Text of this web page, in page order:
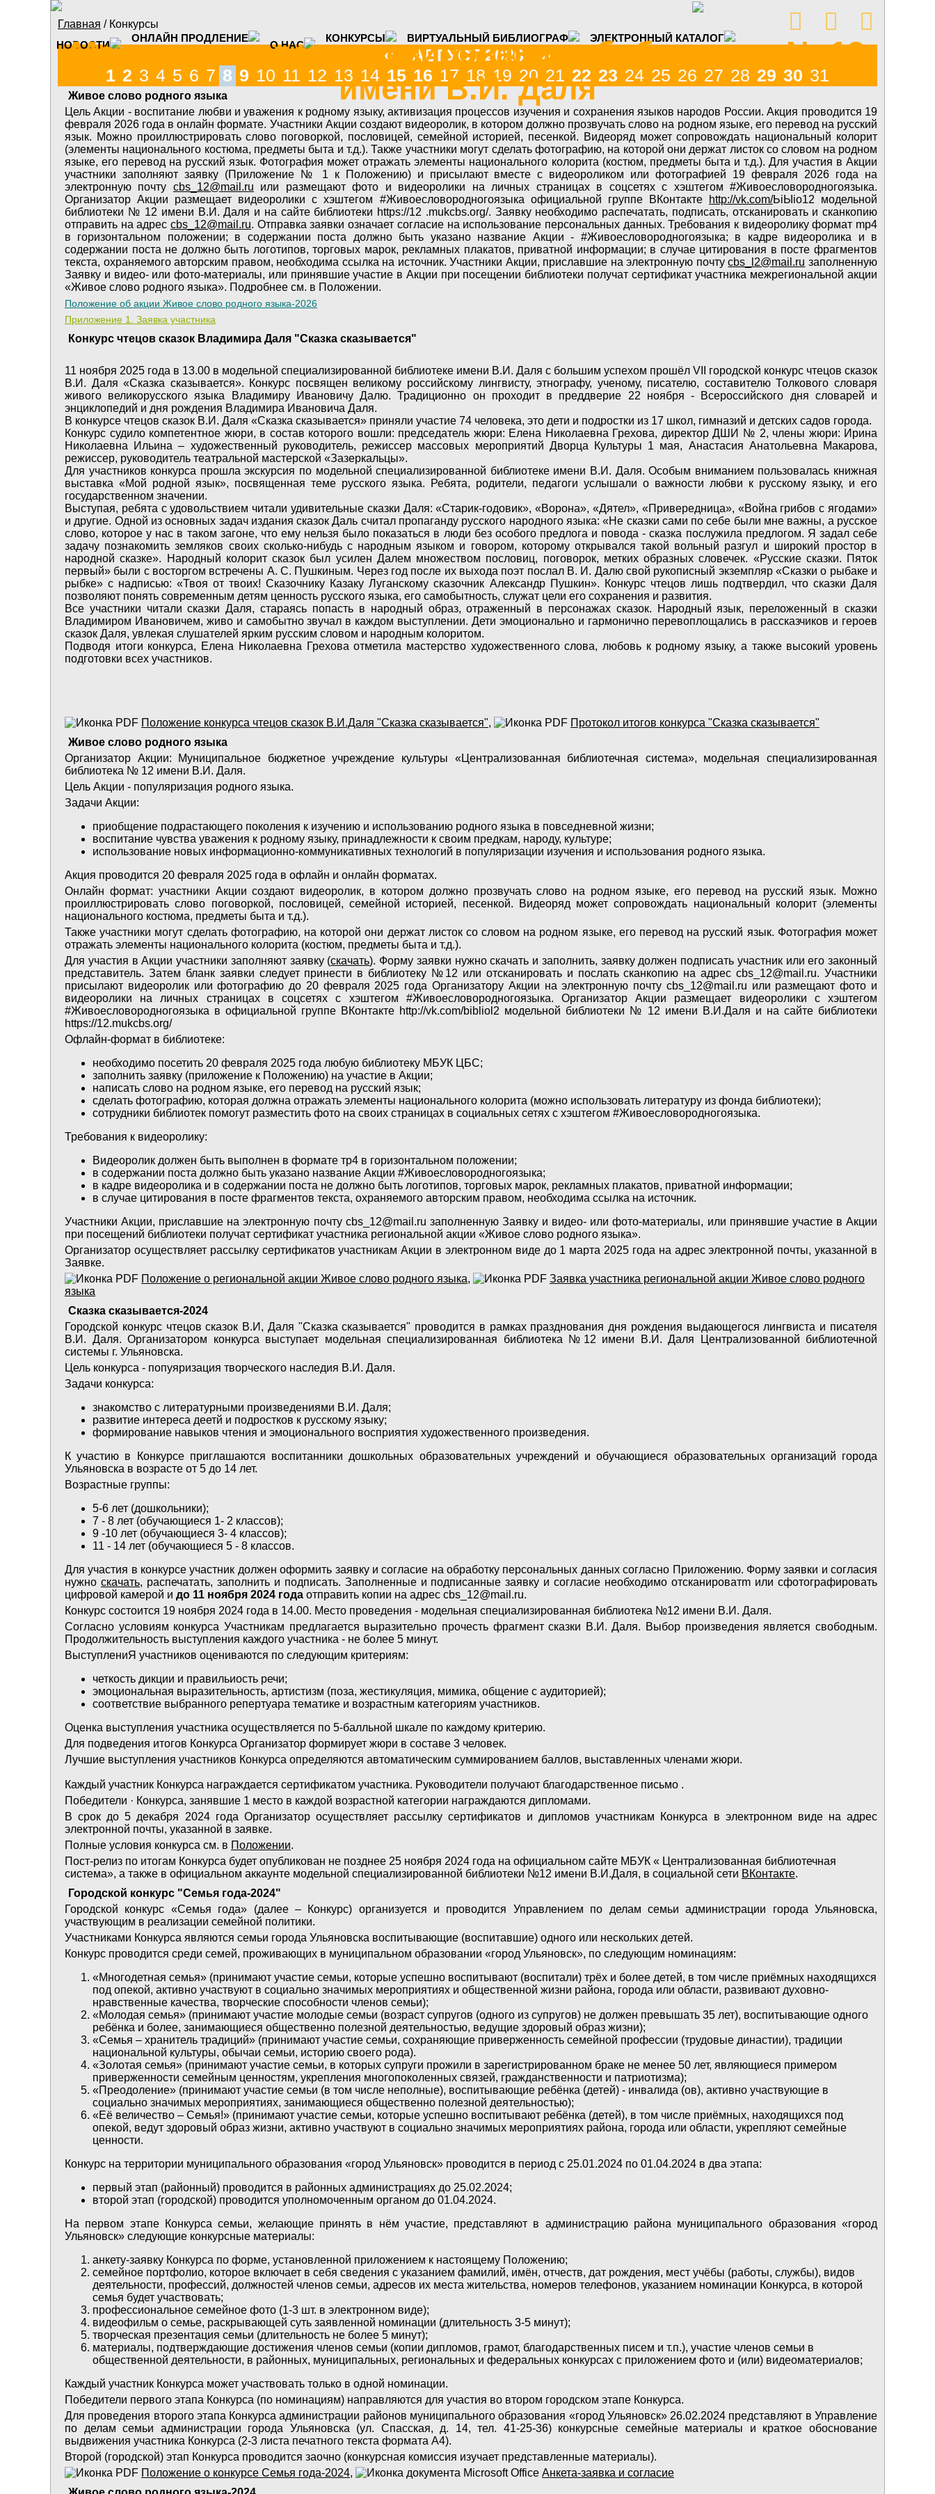
Перейти к основному содержанию
Модельная специализированная библиотека № 12
имени В.И. Даля
  
НОВОСТИ
ОНЛАЙН ПРОДЛЕНИЕ
О НАС
КОНКУРСЫ ВИРТУАЛЬНЫЙ БИБЛИОГРАФ ЭЛЕКТРОННЫЙ КАТАЛОГ
Вы здесь
Главная / Конкурсы
АВГУСТ 2026
«
»
1 2 3 4 5 6 7 8 9 10 11 12 13 14 15 16 17 18 19 20 21 22 23 24 25 26 27 28 29 30 31
Живое слово родного языка
Цель Акции - воспитание любви и уважения к родному языку, активизация процессов изучения и сохранения языков народов России. Акция проводится 19
февраля 2026 года в онлайн формате. Участники Акции создают видеоролик, в котором должно прозвучать слово на родном языке, его перевод на русский
язык. Можно проиллюстрировать слово поговоркой, пословицей, семейной историей, песенкой. Видеоряд может сопровождать национальный колорит
(элементы национального костюма, предметы быта и т.д.). Также участники могут сделать фотографию, на которой они держат листок со словом на родном
языке, его перевод на русский язык. Фотография может отражать элементы национального колорита (костюм, предметы быта и т.д.). Для участия в Акции
участники заполняют заявку (Приложение № 1 к Положению) и присылают вместе с видеороликом или фотографией 19 февраля 2026 года на
электронную почту cbs_12@mail.ru или размещают фото и видеоролики на личных страницах в соцсетях с хэштегом #Живоесловородногоязыка.
Организатор Акции размещает видеоролики с хэштегом #Живоесловородногоязыка официальной группе ВКонтакте
http://vk.com/ЬiЫio12 модельной
библиотеки № 12 имени В.И. Даля и на сайте библиотеки https://12 .mukcbs.org/. Заявку необходимо распечатать, подписать, отсканировать и сканкопию
отправить на адресcbs_12@mail.ru. Отправка заявки означает согласие на использование персональных данных. Требования к видеоролику формат mp4
в горизонтальном положении; в содержании поста должно быть указано название Акции - #Живоесловородногоязыка; в кадре видеоролика и в
содержании поста не должно быть логотипов, торговых марок, рекламных плакатов, приватной информации; в случае цитирования в посте фрагментов
текста, охраняемого авторским правом, необходима ссылка на источник. ​Участники Акции, приславшие на электронную почтуcbs_l2@mail.ru заполненную
Заявку и видео- или фото-материалы, или принявшие участие в Акции при посещении библиотеки получат сертификат участника межрегиональной акции
«Живое слово родного языка». Подробнее см. в Положении.
Положение об акции Живое слово родного языка-2026
Приложение 1. Заявка участника
Конкурс чтецов сказок Владимира Даля "Сказка сказывается"
11 ноября 2025 года в 13.00 в модельной специализированной библиотеке имени В.И. Даля с большим успехом прошёл VII городской конкурс чтецов сказок
В.И. Даля «Сказка сказывается». Конкурс посвящен великому российскому лингвисту, этнографу, ученому, писателю, составителю Толкового словаря
живого великорусского языка Владимиру Ивановичу Далю. Традиционно он проходит в преддверие 22 ноября - Всероссийского дня словарей и
энциклопедий и дня рождения Владимира Ивановича Даля.
В конкурсе чтецов сказок В.И. Даля «Сказка сказывается» приняли участие 74 человека, это дети и подростки из 17 школ, гимназий и детских садов города.
Конкурс судило компетентное жюри, в состав которого вошли: председатель жюри: Елена Николаевна Грехова, директор ДШИ № 2, члены жюри: Ирина
Николаевна Ильина – художественный руководитель, режиссер массовых мероприятий Дворца Культуры 1 мая, Анастасия Анатольевна Макарова,
режиссер, руководитель театральной мастерской «Зазеркальцы».
Для участников конкурса прошла экскурсия по модельной специализированной библиотеке имени В.И. Даля. Особым вниманием пользовалась книжная
выставка «Мой родной язык», посвященная теме русского языка. Ребята, родители, педагоги услышали о важности любви к русскому языку, и его
государственном значении.
Выступая, ребята с удовольствием читали удивительные сказки Даля: «Старик-годовик», «Ворона», «Дятел», «Привередница», «Война грибов с ягодами»
и другие. Одной из основных задач издания сказок Даль считал пропаганду русского народного языка: «Не сказки сами по себе были мне важны, а русское
слово, которое у нас в таком загоне, что ему нельзя было показаться в люди без особого предлога и повода - сказка послужила предлогом. Я задал себе
задачу познакомить земляков своих сколько-нибудь с народным языком и говором, которому открывался такой вольный разгул и широкий простор в
народной сказке». Народный колорит сказок был усилен Далем множеством пословиц, поговорок, метких образных словечек. «Русские сказки. Пяток
первый» были с восторгом встречены А. С. Пушкиным. Через год после их выхода поэт послал В. И. Далю свой рукописный экземпляр «Сказки о рыбаке и
рыбке» с надписью: «Твоя от твоих! Сказочнику Казаку Луганскому сказочник Александр Пушкин». Конкурс чтецов лишь подтвердил, что сказки Даля
позволяют понять современным детям ценность русского языка, его самобытность, служат цели его сохранения и развития.
Все участники читали сказки Даля, стараясь попасть в народный образ, отраженный в персонажах сказок. Народный язык, переложенный в сказки
Владимиром Ивановичем, живо и самобытно звучал в каждом выступлении. Дети эмоционально и гармонично перевоплощались в рассказчиков и героев
сказок Даля, увлекая слушателей ярким русским словом и народным колоритом.
Подводя итоги конкурса, Елена Николаевна Грехова отметила мастерство художественного слова, любовь к родному языку, а также высокий уровень
подготовки всех участников.
Положение конкурса чтецов сказок В.И.Даля "Сказка сказывается",
Протокол итогов конкурса "Сказка сказывается"
Живое слово родного языка
Организатор Акции: Муниципальное бюджетное учреждение культуры «Централизованная библиотечная система», модельная специализированная
библиотека № 12 имени В.И. Даля.
Цель Акции - популяризация родного языка.
Задачи Акции:
приобщение подрастающего поколения к изучению и использованию родного языка в повседневной жизни;
воспитание чувства уважения к родному языку, принадлежности к своим предкам, народу, культуре;
использование новых информационно-коммуникативных технологий в популяризации изучения и использования родного языка.
Акция проводится 20 февраля 2025 года в офлайн и онлайн форматах.
Онлайн формат: участники Акции создают видеоролик, в котором должно прозвучать слово на родном языке, его перевод на русский язык. Можно
проиллюстрировать слово поговоркой, пословицей, семейной историей, песенкой. Видеоряд может сопровождать национальный колорит (элементы
национального костюма, предметы быта и т.д.).
Также участники могут сделать фотографию, на которой они держат листок со словом на родном языке, его перевод на русский язык. Фотография может
отражать элементы национального колорита (костюм, предметы быта и т.д.).
Для участия в Акции участники заполняют заявку (скачать). Форму заявки нужно скачать и заполнить, заявку должен подписать участник или его законный
представитель. Затем бланк заявки следует принести в библиотеку №12 или отсканировать и послать сканкопию на адрес cbs_12@mail.ru. Участники
присылают видеоролик или фотографию до 20 февраля 2025 года Организатору Акции на электронную почту cbs_12@mail.ru или размещают фото и
видеоролики на личных страницах в соцсетях с хэштегом #Живоесловородногоязыка. Организатор Акции размещает видеоролики с хэштегом
#Живоесловородногоязыка в официальной группе ВКонтакте http://vk.com/bibliol2 модельной библиотеки № 12 имени В.И.Даля и на сайте библиотеки
https://12.mukcbs.org/
Офлайн-формат в библиотеке:
необходимо посетить 20 февраля 2025 года любую библиотеку МБУК ЦБС;
заполнить заявку (приложение к Положению) на участие в Акции;
написать слово на родном языке, его перевод на русский язык;
сделать фотографию, которая должна отражать элементы национального колорита (можно использовать литературу из фонда библиотеки);
сотрудники библиотек помогут разместить фото на своих страницах в социальных сетях с хэштегом #Живоесловородногоязыка.
Требования к видеоролику:
Видеоролик должен быть выполнен в формате тр4 в горизонтальном положении;
в содержании поста должно быть указано название Акции #Живоесловородногоязыка;
в кадре видеоролика и в содержании поста не должно быть логотипов, торговых марок, рекламных плакатов, приватной информации;
в случае цитирования в посте фрагментов текста, охраняемого авторским правом, необходима ссылка на источник.
Участники Акции, приславшие на электронную почту cbs_12@mail.ru заполненную Заявку и видео- или фото-материалы, или принявшие участие в Акции
при посещений библиотеки получат сертификат участника региональной акции «Живое слово родного языка».
Организатор осуществляет рассылку сертификатов участникам Акции в электронном виде до 1 марта 2025 года на адрес электронной почты, указанной в
Заявке.
Положение о региональной акции Живое слово родного языка,
Заявка участника региональной акции Живое слово родного
языка
Сказка сказывается-2024
Городской конкурс чтецов сказок В.И, Даля "Сказка сказывается" проводится в рамках празднования дня рождения выдающегося лингвиста и писателя
В.И. Даля. Организатором конкурса выступает модельная специализированная библиотека №12 имени В.И. Даля Централизованной библиотечной
системы г. Ульяновска.
Цель конкурса - попуяризация творческого наследия В.И. Даля.
Задачи конкурса:
знакомство с литературными произведениями В.И. Даля;
развитие интереса деетй и подростков к русскому языку;
формирование навыков чтения и эмоционального восприятия художественного произведения.
К участию в Конкурсе приглашаются воспитанники дошкольных образовательных учреждений и обучающиеся образовательных организаций города
Ульяновска в возрасте от 5 до 14 лет.
Возрастные группы:
5-6 лет (дошкольники);
7 - 8 лет (обучающиеся 1- 2 классов);
9 -10 лет (обучающиеся 3- 4 классов);
11 - 14 лет (обучающиеся 5 - 8 классов.
Для участия в конкурсе участник должен оформить заявку и согласие на обработку персональных данных согласно Приложению. Форму заявки и согласия
нужно скачать, распечатать, заполнить и подписать. Заполненные и подписанные заявку и согласие необходимо отсканироватm или сфотографировать
цифровой камерой и до 11 ноября 2024 года отправить копии на адрес cbs_12@mail.ru.
Конкурс состоится 19 ноября 2024 года в 14.00. Место проведения - модельная специализированная библиотека №12 имени В.И. Даля.
Согласно условиям конкурса Участникам предлагается выразительно прочесть фрагмент сказки В.И. Даля. Выбор произведения является свободным.
Продолжительность выступления каждого участника - не более 5 минут.
ВыступлениЯ участников оцениваются по следующим критериям:
четкость дикции и правильиость речи;
эмоциональная выразительность, артистизм (поза, жестикуляция, мимика, общение с аудиторией);
соответствие выбранного репертуара тематике и возрастным категориям участников.
Оценка выступления участника осуществляется по 5-балльной шкале по каждому критерию.
Для подведения итогов Конкурса Организатор формирует жюри в составе 3 человек.
Лучшие выступления участников Конкурса определяются автоматическим суммированием баллов, выставленных членами жюри.
Каждый участник Конкурса награждается сертификатом участника. Руководители получают благодарственное письмо .
Победители · Конкурса, занявшие 1 место в каждой возрастной категории награждаются дипломами.
В срок до 5 декабря 2024 года Организатор осуществляет рассылку сертификатов и дипломов участникам Конкурса в электронном виде на адрес
электронной почты, указанной в заявке.
Полные условия конкурса см. в Положении.
Пост-релиз по итогам Конкурса будет опубликован не позднее 25 ноября 2024 года на официальном сайте МБУК « Централизованная библиотечная
система», а также в официальном аккаунте модельной специализированной библиотеки №12 имени В.И.Даля, в социальной сети ВКонтакте.
Городской конкурс "Семья года-2024"
Городской конкурс «Семья года» (далее – Конкурс) организуется и проводится Управлением по делам семьи администрации города Ульяновска,
участвующим в реализации семейной политики.
Участниками Конкурса являются семьи города Ульяновска воспитывающие (воспитавшие) одного или нескольких детей.
Конкурс проводится среди семей, проживающих в муниципальном образовании «город Ульяновск», по следующим номинациям:
«Многодетная семья» (принимают участие семьи, которые успешно воспитывают (воспитали) трёх и более детей, в том числе приёмных находящихся
под опекой, активно участвуют в социально значимых мероприятиях и общественной жизни района, города или области, развивают духовно-
нравственные качества, творческие способности членов семьи);
«Молодая семья» (принимают участие молодые семьи (возраст супругов (одного из супругов) не должен превышать 35 лет), воспитывающие одного
ребёнка и более, занимающиеся общественно полезной деятельностью, ведущие здоровый образ жизни);
«Семья – хранитель традиций» (принимают участие семьи, сохраняющие приверженность семейной профессии (трудовые династии), традиции
национальной культуры, обычаи семьи, историю своего рода).
«Золотая семья» (принимают участие семьи, в которых супруги прожили в зарегистрированном браке не менее 50 лет, являющиеся примером
приверженности семейным ценностям, укрепления многопоколенных связей, гражданственности и патриотизма);
«Преодоление» (принимают участие семьи (в том числе неполные), воспитывающие ребёнка (детей) - инвалида (ов), активно участвующие в
социально значимых мероприятиях, занимающиеся общественно полезной деятельностью);
«Её величество – Семья!» (принимают участие семьи, которые успешно воспитывают ребёнка (детей), в том числе приёмных, находящихся под
опекой, ведут здоровый образ жизни, активно участвуют в социально значимых мероприятиях района, города или области, укрепляют семейные
ценности.
Конкурс на территории муниципального образования «город Ульяновск» проводится в период с 25.01.2024 по 01.04.2024 в два этапа:
первый этап (районный) проводится в районных администрациях до 25.02.2024;
второй этап (городской) проводится уполномоченным органом до 01.04.2024.
На первом этапе Конкурса семьи, желающие принять в нём участие, представляют в администрацию района муниципального образования «город
Ульяновск» следующие конкурсные материалы:
анкету-заявку Конкурса по форме, установленной приложением к настоящему Положению;
семейное портфолио, которое включает в себя сведения с указанием фамилий, имён, отчеств, дат рождения, мест учёбы (работы, службы), видов
деятельности, профессий, должностей членов семьи, адресов их места жительства, номеров телефонов, указанием номинации Конкурса, в которой
семья будет участвовать;
профессиональное семейное фото (1-3 шт. в электронном виде);
видеофильм о семье, раскрывающей суть заявленной номинации (длительность 3-5 минут);
творческая презентация семьи (длительность не более 5 минут);
материалы, подтверждающие достижения членов семьи (копии дипломов, грамот, благодарственных писем и т.п.), участие членов семьи в
общественной деятельности, в районных, муниципальных, региональных и федеральных конкурсах с приложением фото и (или) видеоматериалов;
Каждый участник Конкурса может участвовать только в одной номинации.
Победители первого этапа Конкурса (по номинациям) направляются для участия во втором городском этапе Конкурса.
Для проведения второго этапа Конкурса администрации районов муниципального образования «город Ульяновск» 26.02.2024 представляют в Управление
по делам семьи администрации города Ульяновска (ул. Спасская, д. 14, тел. 41-25-36) конкурсные семейные материалы и краткое обоснование
выдвижения участника Конкурса (2-3 листа печатного текста формата А4).
Второй (городской) этап Конкурса проводится заочно (конкурсная комиссия изучает представленные материалы).
Положение о конкурсе Семья года-2024,
Анкета-заявка и согласие